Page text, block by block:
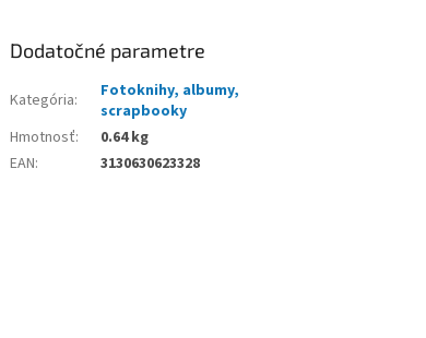
Dodatočné parametre
Kategória:
Fotoknihy, albumy,
scrapbooky
Hmotnosť:
0.64 kg
EAN: 3130630623328